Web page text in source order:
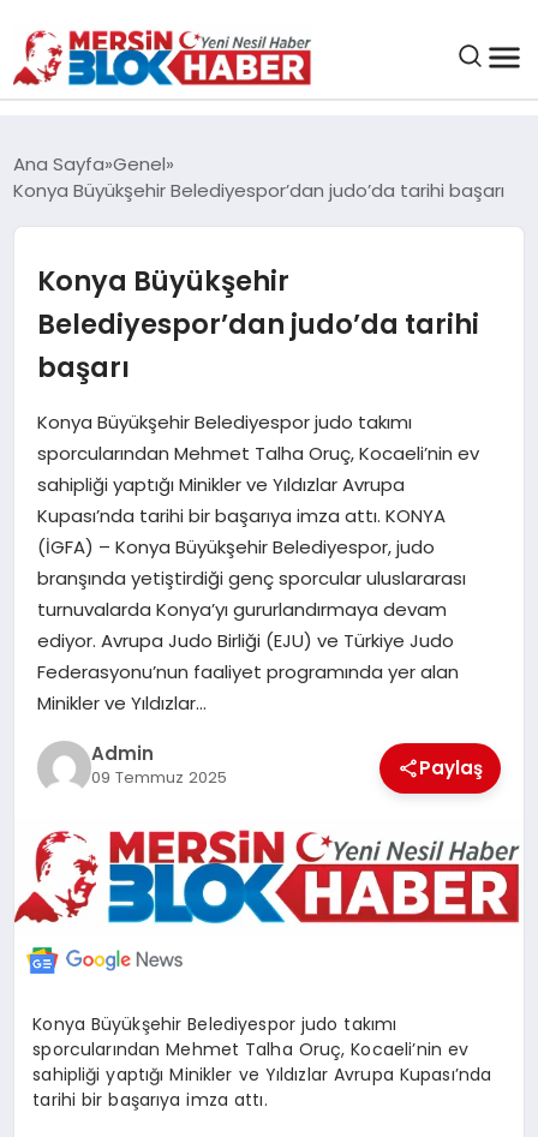
SAĞLIK
ASAYIŞ
EKONOMI
SANAT
POLITIKA
YAŞAM
SPOR
ILETİŞİM
KÜNYE
Ana Sayfa Genel
Konya Büyükşehir Belediyespor’dan judo’da tarihi başarı
Konya Büyükşehir
Belediyespor’dan judo’da tarihi
başarı
Konya Büyükşehir Belediyespor judo takımı
sporcularından Mehmet Talha Oruç, Kocaeli’nin ev
sahipliği yaptığı Minikler ve Yıldızlar Avrupa
Kupası’nda tarihi bir başarıya imza attı. KONYA
(İGFA) – Konya Büyükşehir Belediyespor, judo
branşında yetiştirdiği genç sporcular uluslararası
turnuvalarda Konya’yı gururlandırmaya devam
ediyor. Avrupa Judo Birliği (EJU) ve Türkiye Judo
Federasyonu’nun faaliyet programında yer alan
Minikler ve Yıldızlar…
Admin
09 Temmuz 2025 Paylaş
Konya Büyükşehir Belediyespor judo takımı
sporcularından Mehmet Talha Oruç, Kocaeli’nin ev
sahipliği yaptığı Minikler ve Yıldızlar Avrupa Kupası’nda
tarihi bir başarıya imza attı.